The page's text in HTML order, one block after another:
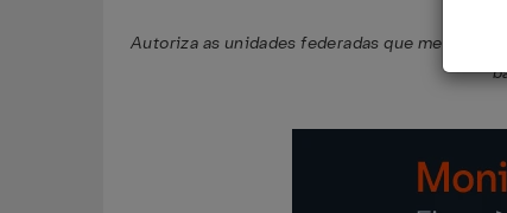
Autoriza as unidades federadas que